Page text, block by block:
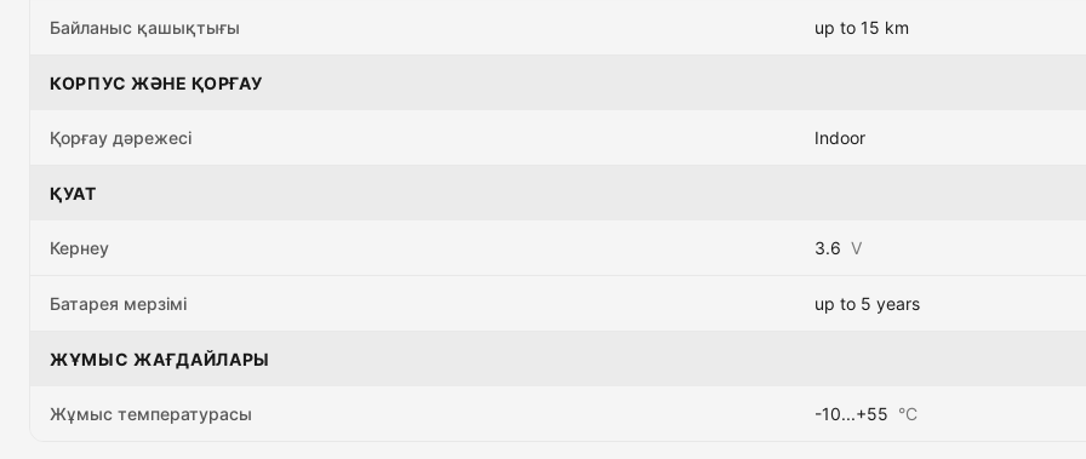
Байланыс қашықтығы up to 15 km
КОРПУС ЖӘНЕ ҚОРҒАУ
Қорғау дәрежесі Indoor
ҚУАТ
Кернеу 3.6 V
Батарея мерзімі up to 5 years
ЖҰМЫС ЖАҒДАЙЛАРЫ
Жұмыс температурасы -10...+55 °C